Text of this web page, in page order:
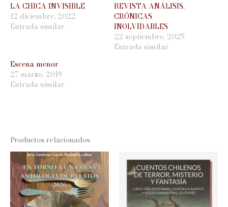
LA CHICA INVISIBLE
12 diciembre, 2022
Entrada similar
REVISTA ANÁLISIS.
CRÓNICAS
INOLVIDABLES
22 septiembre, 2025
Entrada similar
Escena menor
27 marzo, 2019
Entrada similar
Productos relacionados